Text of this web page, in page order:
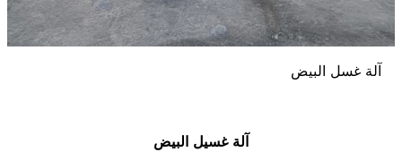
آلة غسل البيض
آلة غسيل البيض